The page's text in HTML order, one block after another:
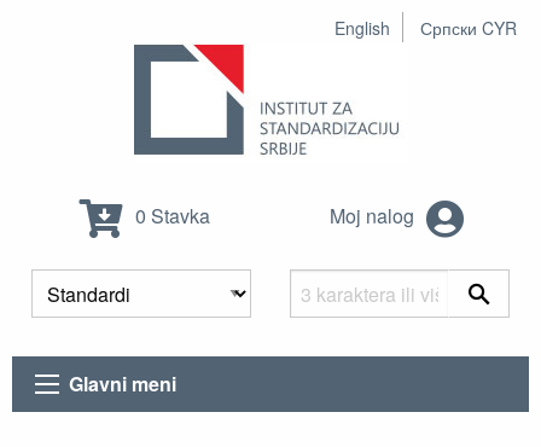
English Српски CYR
0 Stavka Moj nalog
Glavni meni